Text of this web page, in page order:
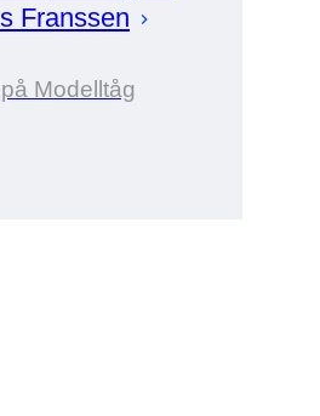
Franssen
Modelltåg